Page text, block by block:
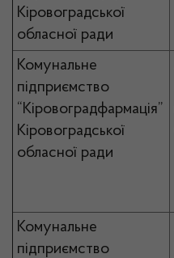
Кіровоградської
обласної ради
Комунальне
підприємство
“Кіровоградфармація”
Кіровоградської
обласної ради
Комунальне
підприємство